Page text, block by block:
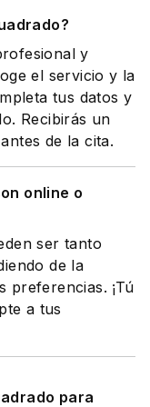
y
el servicio y la
tus datos y
Recibirás un
de la cita.
online o
ser tanto
de la
preferencias. ¡Tú
a tus
para